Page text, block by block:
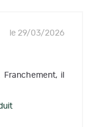
le 29/03/2026
Franchement, il